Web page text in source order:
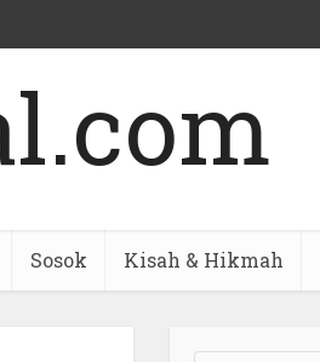
Sosok Kisah & Hikmah